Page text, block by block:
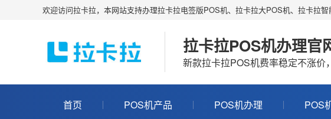
欢迎访问拉卡拉，本网站支持办理拉卡拉电签版POS机、拉卡拉大POS机、拉卡拉智
拉卡拉POS机办理官
新款拉卡拉POS机费率稳定不涨价
首页 POS机产品 POS机办理 POS